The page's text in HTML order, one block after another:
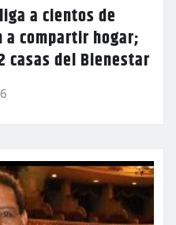
a cientos de
compartir hogar;
casas del Bienestar